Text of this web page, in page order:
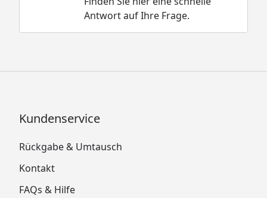
Antwort auf Ihre Frage.
Kundenservice
Rückgabe & Umtausch
Kontakt
FAQs & Hilfe